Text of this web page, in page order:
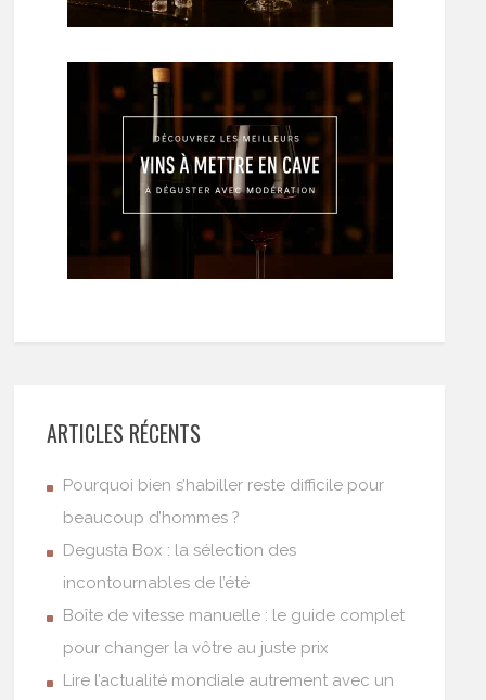
ARTICLES RÉCENTS
Pourquoi bien s’habiller reste difficile pour
beaucoup d’hommes ?
Degusta Box : la sélection des
incontournables de l’été
Boîte de vitesse manuelle : le guide complet
pour changer la vôtre au juste prix
Lire l’actualité mondiale autrement avec un